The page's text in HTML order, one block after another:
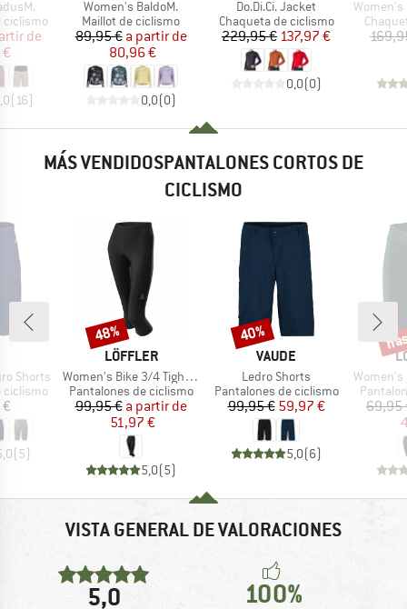
ciclismo
reducido
de
(16)
Artículo
Women's BaldoM.
Product group
Maillot de ciclismo
Precio
89,95 € Precio reducido
a partir de
80,96 €
0,0(0)
Artículo
Do.Di.Ci. Jacket
Product group
Chaqueta de ciclismo
Precio
229,95 €Precio reducido
137,97 €
0,0(0)
Artículo
Women's
MÁS VENDIDOSPANTALONES CORTOS DE
CICLISMO
Shorts
ciclismo
(5)
MARCA
LÖFFLER
Artículo
Women's Bike 3/4 Tights Basic
Product group
Pantalones de ciclismo
Precio
99,95 € Precio reducido
a partir de
51,97 €
5,0(5)
Descuento
48%
MARCA
VAUDE
Artículo
Ledro Shorts
Product group
Pantalones de ciclismo
Precio
99,95 €Precio reducido
59,97 €
5,0(6)
Descuento
40%
Artículo
Women's
Product
69,95
VISTA GENERAL DE VALORACIONES
5,0 100%